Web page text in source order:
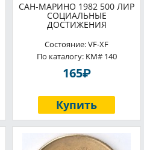
САН-МАРИНО 1982 500 ЛИР
СОЦИАЛЬНЫЕ
ДОСТИЖЕНИЯ
Состояние: VF-XF
По каталогу: KM# 140
165P
Купить